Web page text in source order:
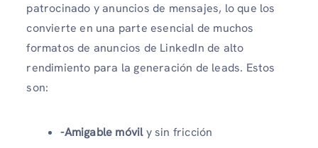
patrocinado y anuncios de mensajes, lo que los
convierte en una parte esencial de muchos
formatos de anuncios de LinkedIn de alto
rendimiento para la generación de leads. Estos
son:
-Amigable móvily sin fricción